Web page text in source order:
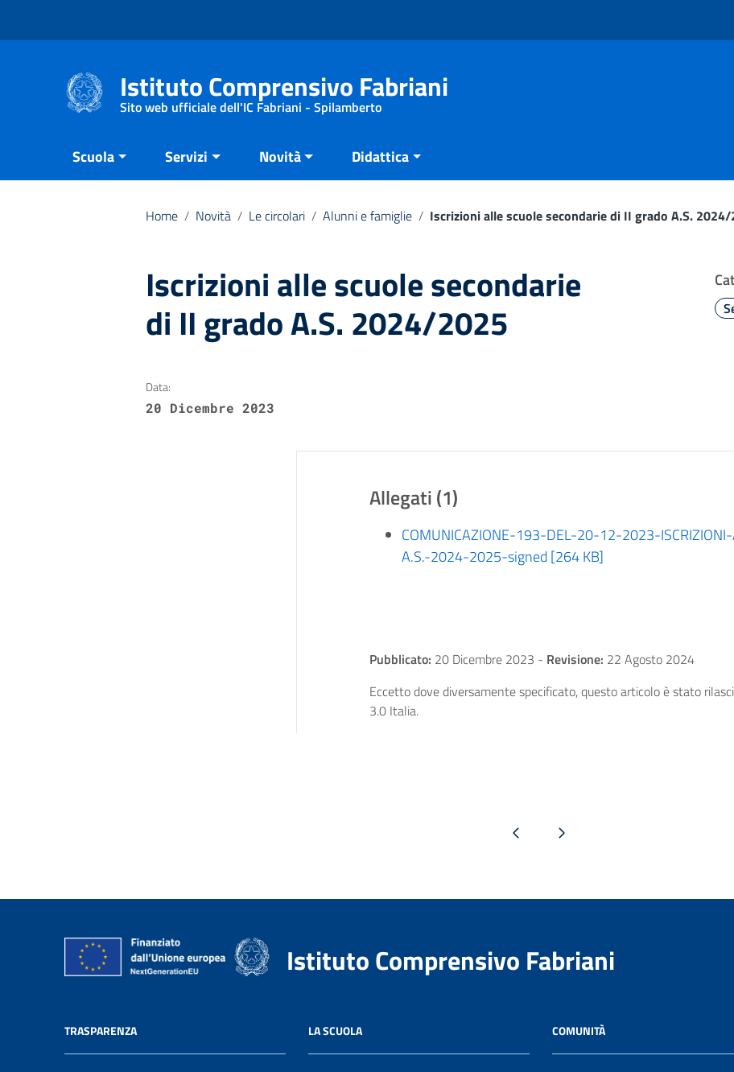
Istituto Comprensivo Fabriani
Sito web ufficiale dell'IC Fabriani - Spilamberto
Scuola Servizi Novità Didattica
Home / Novità / Le circolari / Alunni e famiglie / Iscrizioni alle scuole secondarie di II grado A.S.
Iscrizioni alle scuole secondarie
di II grado A.S. 2024/2025
Data:
20 Dicembre 2023
Allegati (1)
COMUNICAZIONE-193-DEL-20-12-2023-
A.S.-2024-2025-signed [264 KB]
Pubblicato: 20 Dicembre 2023 - Revisione: 22 Agosto 2024
Eccetto dove diversamente specificato, questo articolo è stato
3.0 Italia.
Pagina precedentePagina successiva
Istituto Comprensivo Fabriani
TRASPARENZA LA SCUOLA COMUNITÀ